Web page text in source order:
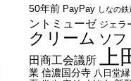
50年前 PayPay しなの鉄
ントミューゼ ジェラ
クリーム ソフ
田商工会議所
上
業 信濃国分寺 八日堂縁